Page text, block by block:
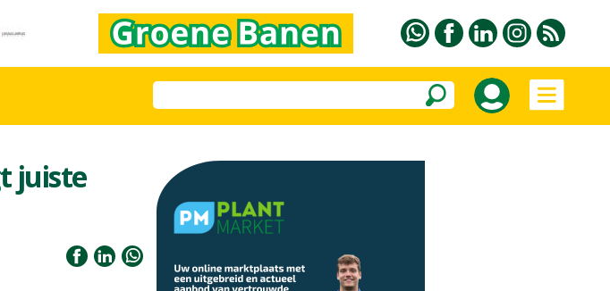
juiste